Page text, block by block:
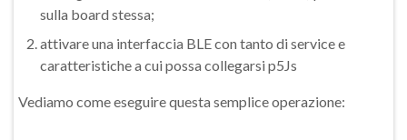
sulla board stessa;
attivare una interfaccia BLE con tanto di service e
caratteristiche a cui possa collegarsi p5Js
Vediamo come eseguire questa semplice operazione: